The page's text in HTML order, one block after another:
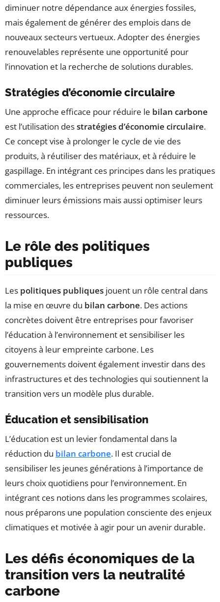
diminuer notre dépendance aux énergies fossiles,
mais également de générer des emplois dans de
nouveaux secteurs vertueux. Adopter des énergies
renouvelables représente une opportunité pour
l’innovation et la recherche de solutions durables.
Stratégies d’économie circulaire
Une approche efficace pour réduire le bilan carbone
est l’utilisation desstratégies d’économie circulaire.
Ce concept vise à prolonger le cycle de vie des
produits, à réutiliser des matériaux, et à réduire le
gaspillage. En intégrant ces principes dans les pratiques
commerciales, les entreprises peuvent non seulement
diminuer leurs émissions mais aussi optimiser leurs
ressources.
Le rôle des politiques
publiques
Les politiques publiques jouent un rôle central dans
la mise en œuvre du bilan carbone. Des actions
concrètes doivent être entreprises pour favoriser
l’éducation à l’environnement et sensibiliser les
citoyens à leur empreinte carbone. Les
gouvernements doivent également investir dans des
infrastructures et des technologies qui soutiennent la
transition vers un modèle plus durable.
Éducation et sensibilisation
L’éducation est un levier fondamental dans la
réduction du bilan carbone. Il est crucial de
sensibiliser les jeunes générations à l’importance de
leurs choix quotidiens pour l’environnement. En
intégrant ces notions dans les programmes scolaires,
nous préparons une population consciente des enjeux
climatiques et motivée à agir pour un avenir durable.
Les défis économiques de la
transition vers la neutralité
carbone